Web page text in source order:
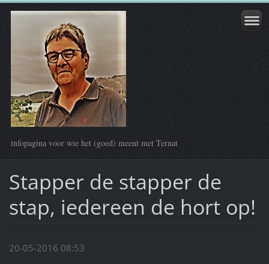
infopagina voor wie het (goed) meent met Ternat
Stapper de stapper de
stap, iedereen de hort op!
20-05-2016 08:53